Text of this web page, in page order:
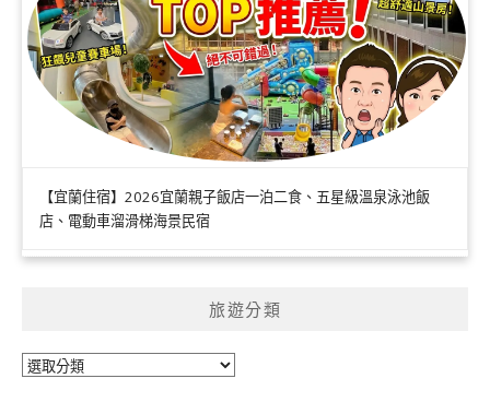
【宜蘭住宿】2026宜蘭親子飯店一泊二食、五星級溫泉泳池飯
店、電動車溜滑梯海景民宿
旅遊分類
旅